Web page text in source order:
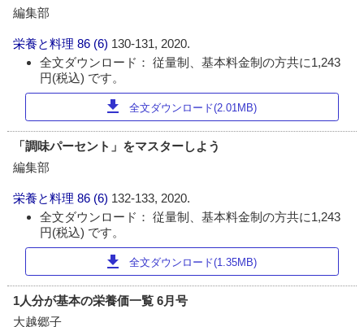
編集部
栄養と料理 86 (6) 130-131, 2020.
全文ダウンロード： 従量制、基本料金制の方共に1,243
円(税込) です。
download 全文ダウンロード(2.01MB)
「調味パーセント」をマスターしよう
編集部
栄養と料理 86 (6) 132-133, 2020.
全文ダウンロード： 従量制、基本料金制の方共に1,243
円(税込) です。
download 全文ダウンロード(1.35MB)
1人分が基本の栄養価一覧 6月号
大越郷子